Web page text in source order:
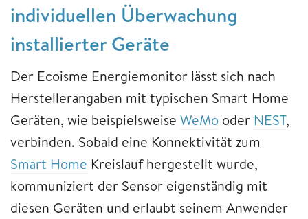
individuellen Überwachung
installierter Geräte
Der Ecoisme Energiemonitor lässt sich nach
Herstellerangaben mit typischen Smart Home
Geräten, wie beispielsweise WeMo oder NEST,
verbinden. Sobald eine Konnektivität zum
Smart Home Kreislauf hergestellt wurde,
kommuniziert der Sensor eigenständig mit
diesen Geräten und erlaubt seinem Anwender